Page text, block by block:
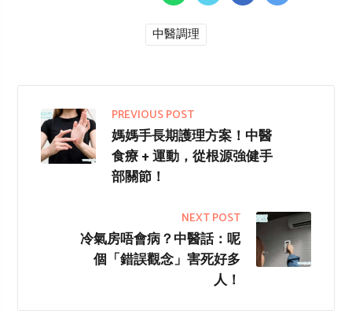
中醫調理
PREVIOUS POST
媽媽手長期護理方案！中醫
食療 + 運動，從根源強健手
部關節！
NEXT POST
冷氣房唔會病？中醫話：呢
個「錯誤觀念」害死好多
人！